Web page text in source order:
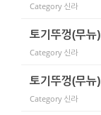
Category 신라
토기뚜껑(무뉴)
Category 신라
토기뚜껑(무뉴)
Category 신라